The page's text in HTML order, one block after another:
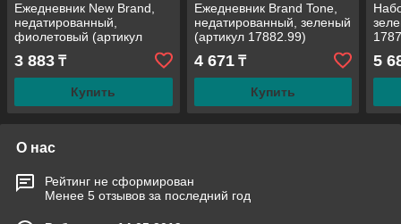
Ежедневник New Brand,
недатированный,
фиолетовый (артикул
7877.70)
3 883 ₸
Купить
Ежедневник Brand Tone,
недатированный, зеленый
(артикул 17882.99)
4 671₸
Купить
5
О нас
Рейтинг не сформирован
Менее 5 отзывов за последний год